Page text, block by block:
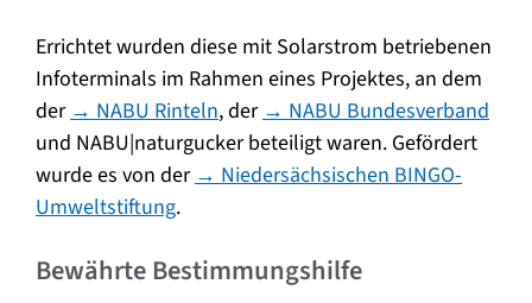
Errichtet wurden diese mit Solarstrom betriebenen
Infoterminals im Rahmen eines Projektes, an dem
der→ NABU Rinteln, der→ NABU Bundesverband
und NABU|naturgucker beteiligt waren. Gefördert
wurde es von der→ Niedersächsischen BINGO-
Umweltstiftung.
Bewährte Bestimmungshilfe